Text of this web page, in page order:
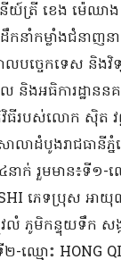
យ៍ត្រី ខេង ម៉េឈា
កនាំកម្លាំងជំនាញ
បច្ចេកទេស និងវិទ្
ល និងអធិការដ្ឋាន
បស់លោក ស៊ិត វណ្ណ
លាដំបូងរាជធានីភ្នំព
ាក់​ រួមមាន​៖ទី១-ឈ្
ភេទប្រុស អាយុ
វលំ ភូមិកន្ទុយទឹក ស
២-ឈ្មោះ HONG